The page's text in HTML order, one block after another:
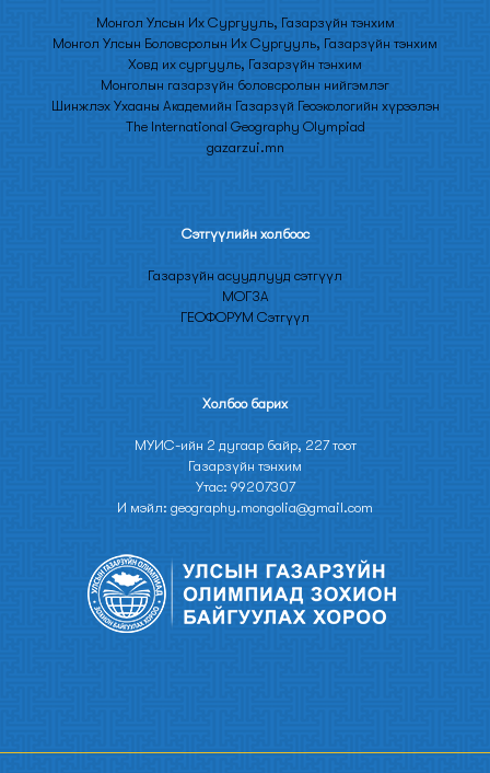
Монгол Улсын Их Сургууль, Газарзүйн тэнхим
Монгол Улсын Боловсролын Их Сургууль, Газарзүйн тэнхим
Ховд их сургууль, Газарзүйн тэнхим
Монголын газарзүйн боловсролын нийгэмлэг
Шинжлэх Ухааны Академийн Газарзүй Геоэкологийн хүрээлэн
The International Geography Olympiad
gazarzui.mn
Сэтгүүлийн холбоос
Газарзүйн асуудлууд сэтгүүл
МОГЗА
ГЕОФОРУМ Сэтгүүл
Холбоо барих
МУИС-ийн 2 дугаар байр, 227 тоот
Газарзүйн тэнхим
Утас: 99207307
И мэйл: geography.mongolia@gmail.com